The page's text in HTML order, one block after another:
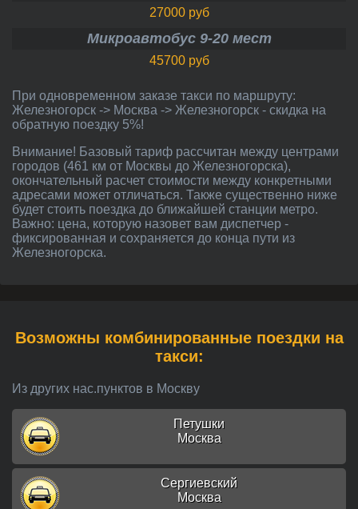
27000 руб
Микроавтобус 9-20 мест
45700 руб
При одновременном заказе такси по маршруту:
Железногорск -> Москва -> Железногорск - скидка на
обратную поездку 5%!
Внимание! Базовый тариф рассчитан между центрами
городов (461 км от Москвы до Железногорска),
окончательный расчет стоимости между конкретными
адресами может отличаться. Также существенно ниже
будет стоить поездка до ближайшей станции метро.
Важно: цена, которую назовет вам диспетчер -
фиксированная и сохраняется до конца пути из
Железногорска.
Возможны комбинированные поездки на
такси:
Из других нас.пунктов в Москву
Петушки
Москва
Сергиевский
Москва